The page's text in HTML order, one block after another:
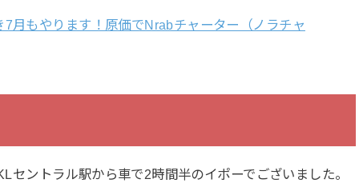
7月もやります！原価でNrabチャーター（ノラチャ
ントラル駅から車で2時間半のイポーでございました。